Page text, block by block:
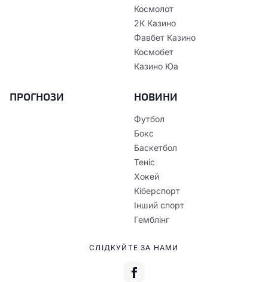
Космолот
2К Казино
Фавбет Казино
Космобет
Казино Юа
ПРОГНОЗИ НОВИНИ
Футбол
Бокс
Баскетбол
Теніс
Хокей
Кіберспорт
Інший спорт
Гемблінг
СЛІДКУЙТЕ ЗА НАМИ